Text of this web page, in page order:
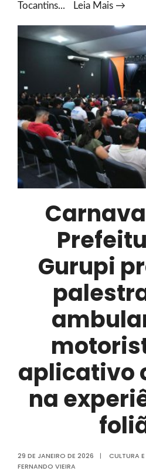
Tocantins... Leia Mais →
à
de
e
na
dos
Gurupi
aplicativo
na
29 DE JANEIRO DE 2026 | CULTURA
FERNANDO VIEIRA